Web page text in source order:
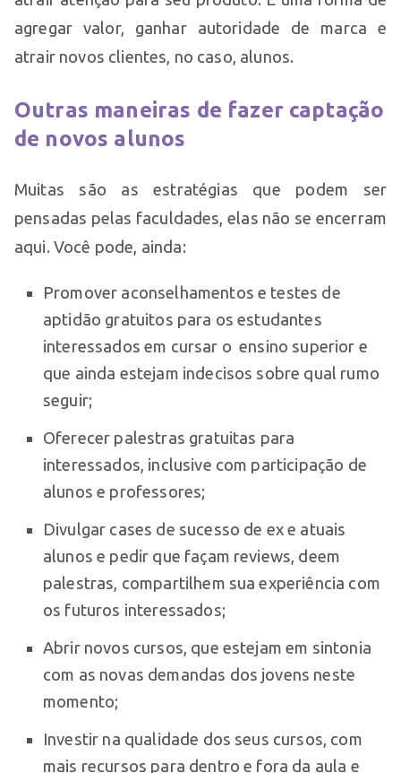
agregar valor, ganhar autoridade de marca e
atrair novos clientes, no caso, alunos.
Outras maneiras de fazer captação
de novos alunos
Muitas são as estratégias que podem ser
pensadas pelas faculdades, elas não se encerram
aqui. Você pode, ainda:
Promover aconselhamentos e testes de
aptidão gratuitos para os estudantes
interessados em cursar o ensino superior e
que ainda estejam indecisos sobre qual rumo
seguir;
Oferecer palestras gratuitas para
interessados, inclusive com participação de
alunos e professores;
Divulgar cases de sucesso de ex e atuais
alunos e pedir que façam reviews, deem
palestras, compartilhem sua experiência com
os futuros interessados;
Abrir novos cursos, que estejam em sintonia
com as novas demandas dos jovens neste
momento;
Investir na qualidade dos seus cursos, com
mais recursos para dentro e fora da aula e